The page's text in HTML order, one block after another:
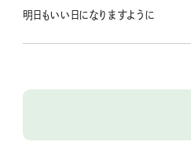
明日もいい日になりますように